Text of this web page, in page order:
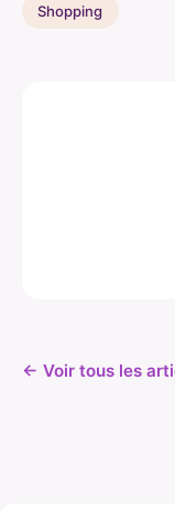
Shopping
← Voir tous les